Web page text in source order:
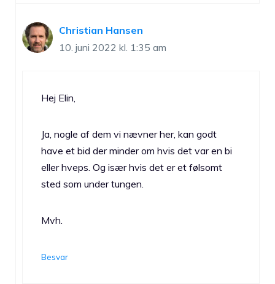
Christian Hansen
10. juni 2022 kl. 1:35 am
Hej Elin,
Ja, nogle af dem vi nævner her, kan godt
have et bid der minder om hvis det var en bi
eller hveps. Og især hvis det er et følsomt
sted som under tungen.
Mvh.
Besvar